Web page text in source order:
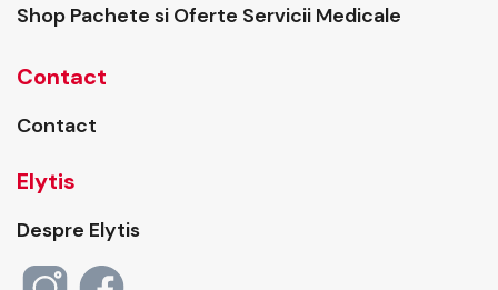
Shop Pachete si Oferte Servicii Medicale
Contact
Contact
Elytis
Despre Elytis